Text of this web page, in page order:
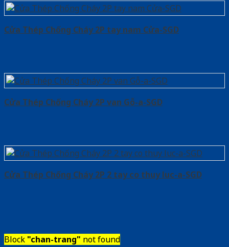
Cửa Thép Chống Cháy 2P tay nam Cửa-SGD
Cửa Thép Chống Cháy 2P van Gỗ-a-SGD
Cửa Thép Chống Cháy 2P 2 tay co thuy luc-a-SGD
Block "chan-trang" not found